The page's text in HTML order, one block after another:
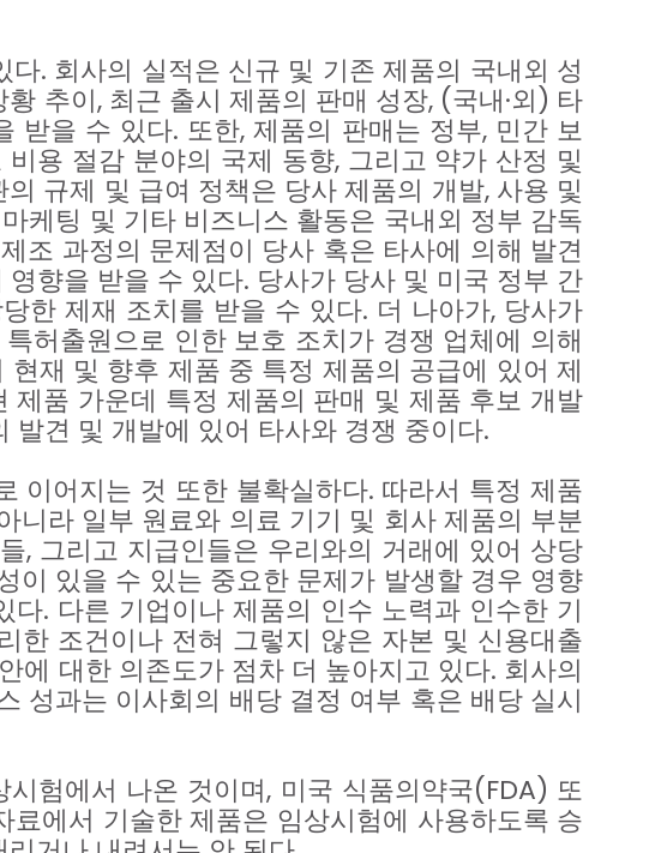
다. 회사의 실적은 신규 및 기존 제품의 국내외 성
황 추이, 최근 출시 제품의 판매 성장, (국내∙외) 타
받을 수 있다. 또한,제품의 판매는 정부, 민간 보
비용 절감 분야의 국제 동향, 그리고 약가 산정 및
의 규제 및 급여 정책은 당사 제품의 개발, 사용 및
마케팅 및 기타 비즈니스 활동은 국내외 정부 감독
제조 과정의 문제점이 당사 혹은 타사에 의해 발견
영향을 받을 수 있다. 당사가 당사 및 미국 정부 간
한 제재 조치를 받을 수 있다. 더 나아가, 당사가
특허출원으로 인한 보호 조치가 경쟁 업체에 의해
현재 및 향후 제품 중 특정 제품의 공급에 있어 제
제품 가운데 특정 제품의 판매 및 제품 후보 개발
발견 및 개발에 있어 타사와 경쟁 중이다.
이어지는 것 또한 불확실하다. 따라서 특정 제품
니라 일부 원료와 의료 기기 및 회사 제품의 부분
, 그리고 지급인들은 우리와의 거래에 있어 상당
이 있을 수 있는 중요한 문제가 발생할 경우 영향
다. 다른 기업이나 제품의 인수 노력과 인수한 기
한 조건이나 전혀 그렇지 않은 자본 및 신용대출
에 대한 의존도가 점차 더 높아지고 있다. 회사의
성과는 이사회의 배당 결정 여부 혹은 배당 실시
시험에서 나온 것이며, 미국 식품의약국(FDA) 또
료에서 기술한 제품은 임상시험에 사용하도록 승